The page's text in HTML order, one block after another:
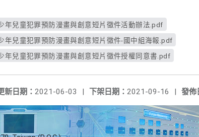
年兒童犯罪預防漫畫與創意短片徵件活動辦法.pdf
年兒童犯罪預防漫畫與創意短片徵件-國中組海報.pdf
年兒童犯罪預防漫畫與創意短片徵件授權同意書.pdf
發佈
下架日期： 2021-09-16 |
新日期： 2021-06-03 |